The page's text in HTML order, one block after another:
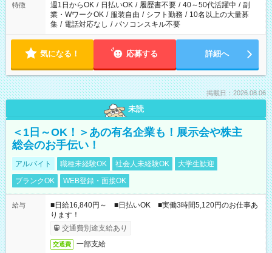
特徴 週1日からOK / 日払いOK / 履歴書不要 / 40～50代活躍中 / 副
業・WワークOK / 服装自由 / シフト勤務 / 10名以上の大量募
集 / 電話対応なし / パソコンスキル不要
気になる！ 応募する 詳細へ
掲載日：2026.08.06
未読
＜1日～OK！＞あの有名企業も！展示会や株主
総会のお手伝い！
アルバイト 職種未経験OK 社会人未経験OK
大学生歓迎
ブランクOK
WEB登録・面接OK
給与
■日給16,840円～ ■日払いOK ■実働3時間5,120円のお仕事あ
ります！
交通費別途支給あり
交通費 一部支給